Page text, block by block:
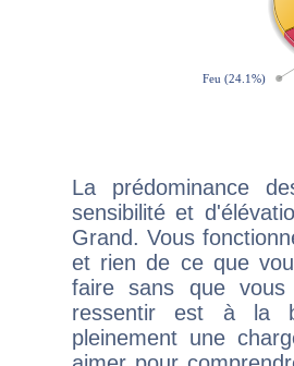
La prédominance
sensibilité et
Grand. Vous
et rien de ce que
faire sans que
ressentir est à la
pleinement une